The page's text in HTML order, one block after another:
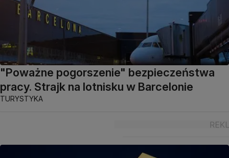
"Poważne pogorszenie" bezpieczeństwa
pracy. Strajk na lotnisku w Barcelonie
TURYSTYKA